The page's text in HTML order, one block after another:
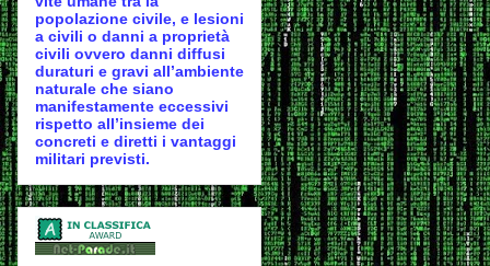
popolazione civile, e lesioni
a civili o danni a proprietà
civili ovvero danni diffusi
duraturi e gravi all’ambiente
naturale che siano
manifestamente eccessivi
rispetto all’insieme dei
concreti e diretti i vantaggi
militari previsti.